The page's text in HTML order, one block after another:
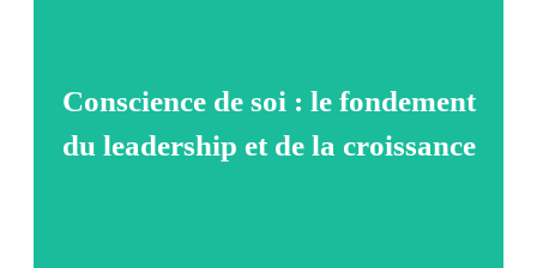
Conscience de soi : le fondement
du leadership et de la croissance
croissance.
Explorer l'atelier